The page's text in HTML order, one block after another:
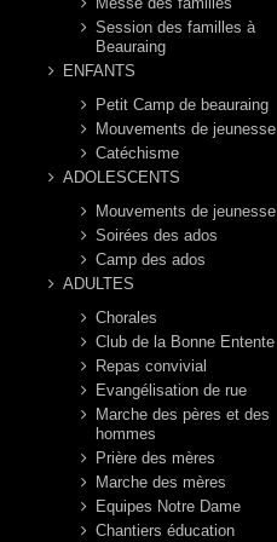
Session des familles à
Beauraing
ENFANTS
Petit Camp de beauraing
Mouvements de jeunesse
Catéchisme
ADOLESCENTS
Mouvements de jeunesse
Soirées des ados
Camp des ados
ADULTES
Chorales
Club de la Bonne Entente
Repas convivial
Evangélisation de rue
Marche des pères et des
hommes
Prière des mères
Marche des mères
Equipes Notre Dame
Chantiers éducation